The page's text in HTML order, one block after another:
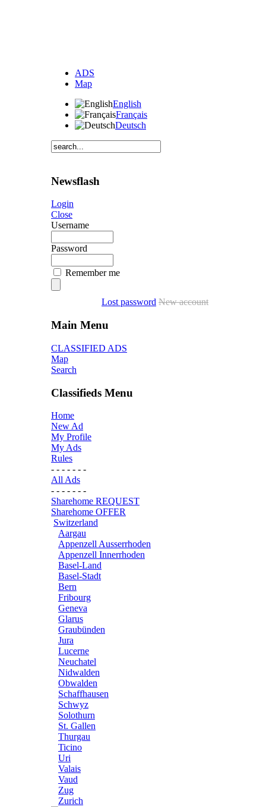
ADS
Map
English
Français
Deutsch
Newsflash
Login
Close
Username
Password
Remember me
Lost password New account
Main Menu
CLASSIFIED ADS
Map
Search
Classifieds Menu
Home
New Ad
My Profile
My Ads
Rules
- - - - - - -
All Ads
- - - - - - -
Sharehome REQUEST
Sharehome OFFER
Switzerland
Aargau
Appenzell Ausserrhoden
Appenzell Innerrhoden
Basel-Land
Basel-Stadt
Bern
Fribourg
Geneva
Glarus
Graubünden
Jura
Lucerne
Neuchatel
Nidwalden
Obwalden
Schaffhausen
Schwyz
Solothurn
St. Gallen
Thurgau
Ticino
Uri
Valais
Vaud
Zug
Zurich